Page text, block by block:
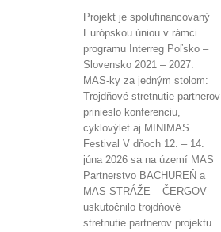
Projekt je spolufinancovaný
Európskou úniou v rámci
programu Interreg Poľsko –
Slovensko 2021 – 2027.
MAS-ky za jedným stolom:
Trojdňové stretnutie partnerov
prinieslo konferenciu,
cyklovýlet aj MINIMAS
Festival V dňoch 12. – 14.
júna 2026 sa na území MAS
Partnerstvo BACHUREŇ a
MAS STRÁŽE – ČERGOV
uskutočnilo trojdňové
stretnutie partnerov projektu